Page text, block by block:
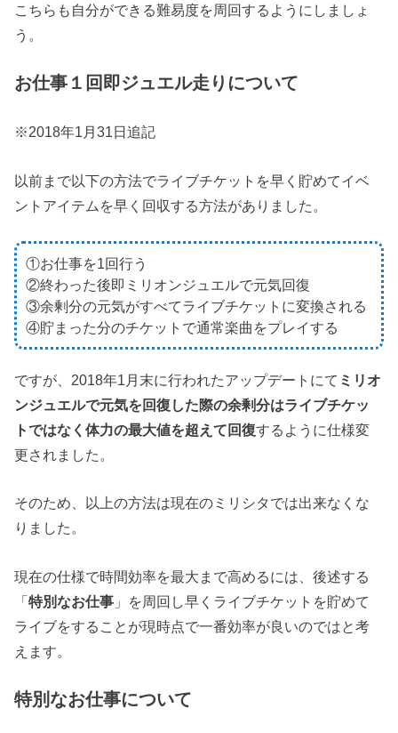
こちらも自分ができる難易度を周回するようにしましょ
う。
お仕事１回即ジュエル走りについて
※2018年1月31日追記
以前まで以下の方法でライブチケットを早く貯めてイベ
ントアイテムを早く回収する方法がありました。
①お仕事を1回行う
②終わった後即ミリオンジュエルで元気回復
③余剰分の元気がすべてライブチケットに変換される
④貯まった分のチケットで通常楽曲をプレイする
ですが、2018年1月末に行われたアップデートにて ミリオ
ンジュエルで元気を回復した際の余剰分はライブチケッ
トではなく体力の最大値を超えて回復するように仕様変
更されました。
そのため、以上の方法は現在のミリシタでは出来なくな
りました。
現在の仕様で時間効率を最大まで高めるには、後述する
「特別なお仕事 」を周回し早くライブチケットを貯めて
ライブをすることが現時点で一番効率が良いのではと考
えます。
特別なお仕事について